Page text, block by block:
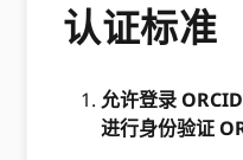
认证标准
允许登录
进行身份验证